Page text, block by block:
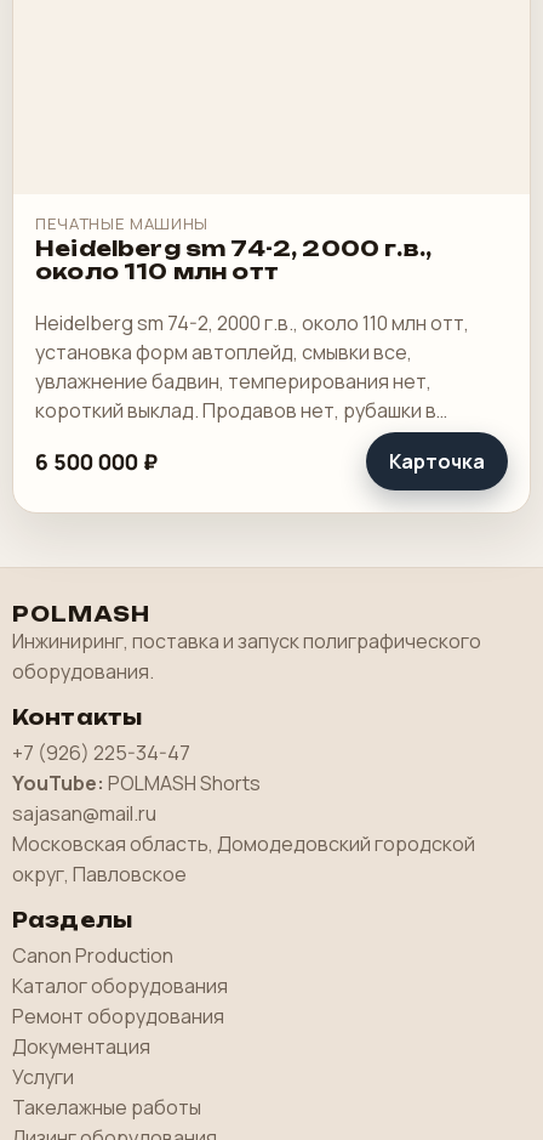
ПЕЧАТНЫЕ МАШИНЫ
Heidelberg sm 74-2, 2000 г.в.,
около 110 млн отт
Heidelberg sm 74-2, 2000 г.в., около 110 млн отт,
установка форм автоплейд, смывки все,
увлажнение бадвин, темперирования нет,
короткий выклад. Продавов нет, рубашки в
хорошем состоянии, таскалки и цепи в хорошем.
6 500 000 ₽ Карточка
POLMASH
Инжиниринг, поставка и запуск полиграфического
оборудования.
Контакты
+7 (926) 225-34-47
YouTube: POLMASH Shorts
sajasan@mail.ru
Московская область, Домодедовский городской
округ, Павловское
Разделы
Canon Production
Каталог оборудования
Ремонт оборудования
Документация
Услуги
Такелажные работы